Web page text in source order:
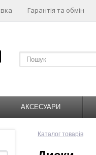
Гарантія та обмін
АКСЕСУАРИ
Каталог товарів